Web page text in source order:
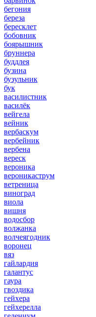
бегония
береза
бересклет
бобовник
боярышник
бруннера
буддлея
бузина
бузульник
бук
василистник
василёк
вейгела
вейник
вербаскум
вербейник
вербена
вереск
вероника
вероникаструм
ветреница
виноград
виола
вишня
водосбор
волжанка
волчеягодник
воронец
вяз
гайлардия
галантус
гаура
гвоздика
гейхера
гейхерелла